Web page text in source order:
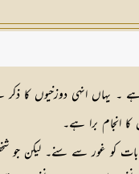
۔ یہاں انہی دوزخیوں کا
انجام برا ہے۔
کو غور سے سنے۔ لیکن جو